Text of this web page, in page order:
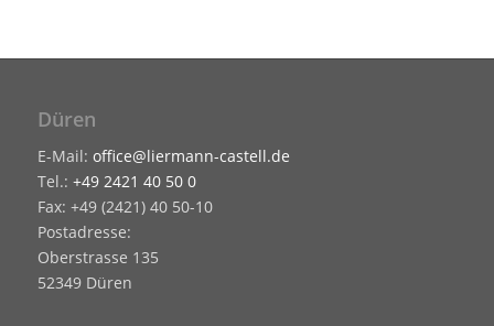
Düren
E-Mail: office@liermann-castell.de
Tel.: +49 2421 40 50 0
Fax: +49 (2421) 40 50-10
Postadresse:
Oberstrasse 135
52349 Düren